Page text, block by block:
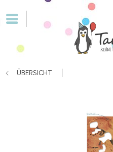
ÜBERSICHT